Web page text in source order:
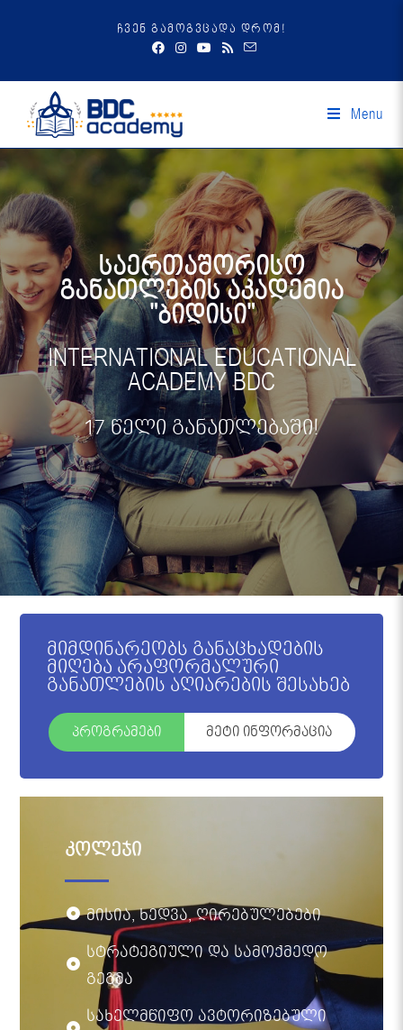
ჩვენ გამოგვცადა დრომ!
Menu
საერთაშორისო
განათლების აკადემია
"ბიდისი"
INTERNATIONAL EDUCATIONAL
ACADEMY BDC
17 წელი განათლებაში!
მიმდინარეობს განაცხადების
მიღება არაფორმალური
განათლების აღიარების შესახებ
პროგრამები მეტი ინფორმაცია
კოლეჯი
მისია, ხედვა, ღირებულებები
სტრატეგიული და სამოქმედო
გეგმა
სახელმწიფო ავტორიზებული